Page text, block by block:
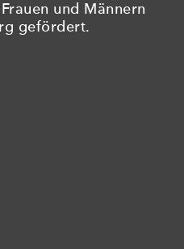
und Männern
gefördert.